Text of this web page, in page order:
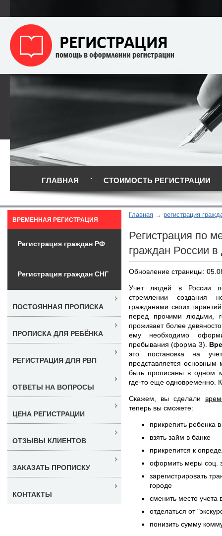
ГЛАВНАЯ СТОИМОСТЬ РЕГИСТРАЦИИ
Главная регистрация
Регистрация по
граждан России в
Обновление страницы:
Учет людей в России
стремлении создания
гражданами своих
перед прочими людьми,
проживает более
ему необходимо
пребывания (форма 3).
это постановка на
представляется
быть прописаны в одном
где-то еще одновременно.
Скажем, вы сделали
теперь вы сможете:
прикрепить ребенка
взять займ в банке
прикрепится к
оформить меры соц.
зарегистрировать
городе
сменить место учета
отделаться от
понизить сумму
ВРЕМЕННАЯ РЕГИСТРАЦИЯ
Регистрация граждан РФ
Регистрация граждан СНГ
ПОСТОЯННАЯ ПРОПИСКА
ПРОПИСКА ДЛЯ РЕБЁНКА
РЕГИСТРАЦИЯ ДЛЯ РВП
ОТВЕТЫ НА ВОПРОСЫ
ЦЕНА РЕГИСТРАЦИИ
ОТЗЫВЫ КЛИЕНТОВ
ЗАКАЗАТЬ ПРОПИСКУ
КОНТАКТЫ